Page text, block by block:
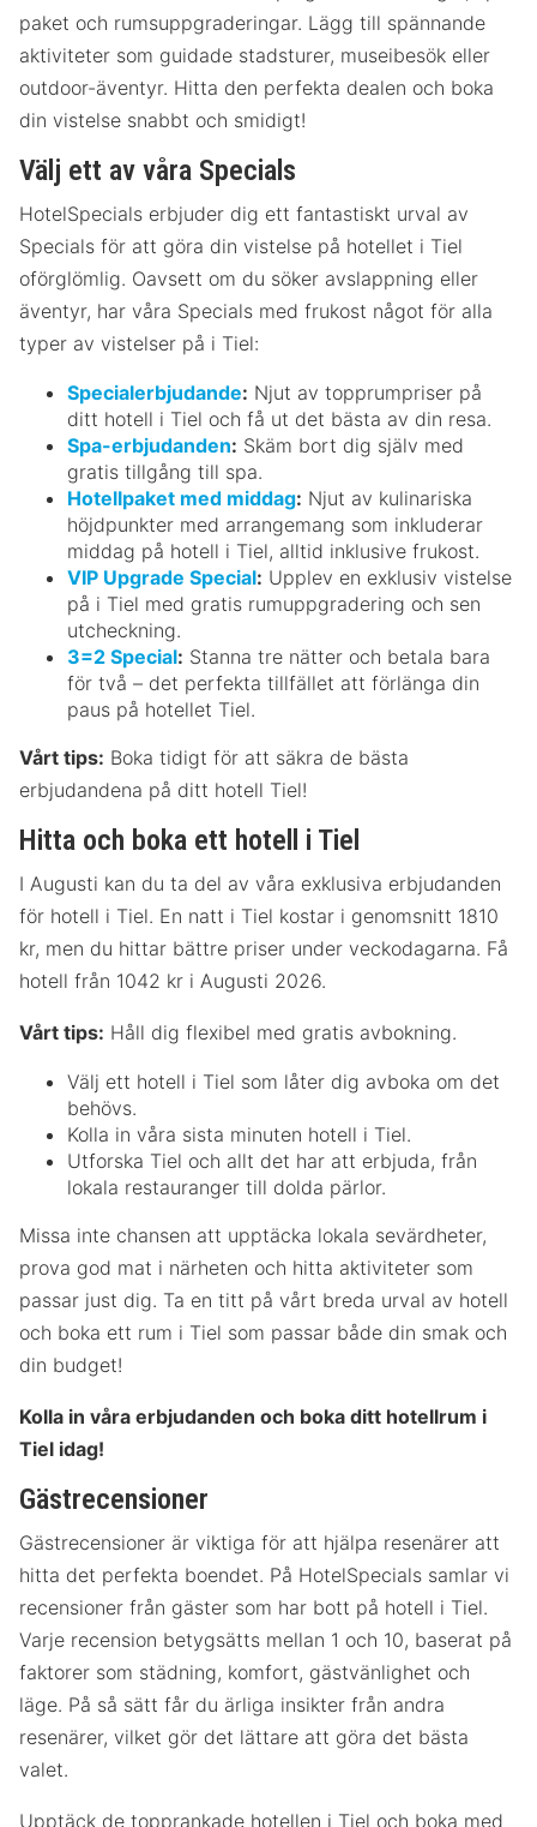
paket och rumsuppgraderingar. Lägg till spännande
aktiviteter som guidade stadsturer, museibesök eller
outdoor-äventyr. Hitta den perfekta dealen och boka
din vistelse snabbt och smidigt!
Välj ett av våra Specials
HotelSpecials erbjuder dig ett fantastiskt urval av
Specials för att göra din vistelse på hotellet i Tiel
oförglömlig. Oavsett om du söker avslappning eller
äventyr, har våra Specials med frukost något för alla
typer av vistelser på i Tiel:
Specialerbjudande: Njut av topprumpriser på
ditt hotell i Tiel och få ut det bästa av din resa.
Spa-erbjudanden: Skäm bort dig själv med
gratis tillgång till spa.
Hotellpaket med middag: Njut av kulinariska
höjdpunkter med arrangemang som inkluderar
middag på hotell i Tiel, alltid inklusive frukost.
VIP Upgrade Special: Upplev en exklusiv vistelse
på i Tiel med gratis rumuppgradering och sen
utcheckning.
3=2 Special: Stanna tre nätter och betala bara
för två – det perfekta tillfället att förlänga din
paus på hotellet Tiel.
Vårt tips: Boka tidigt för att säkra de bästa
erbjudandena på ditt hotell Tiel!
Hitta och boka ett hotell i Tiel
I Augusti kan du ta del av våra exklusiva erbjudanden
för hotell i Tiel. En natt i Tiel kostar i genomsnitt 1810
kr, men du hittar bättre priser under veckodagarna. Få
hotell från 1042 kr i Augusti 2026.
Vårt tips: Håll dig flexibel med gratis avbokning.
Välj ett hotell i Tiel som låter dig avboka om det
behövs.
Kolla in våra sista minuten hotell i Tiel.
Utforska Tiel och allt det har att erbjuda, från
lokala restauranger till dolda pärlor.
Missa inte chansen att upptäcka lokala sevärdheter,
prova god mat i närheten och hitta aktiviteter som
passar just dig. Ta en titt på vårt breda urval av hotell
och boka ett rum i Tiel som passar både din smak och
din budget!
Kolla in våra erbjudanden och boka ditt hotellrum i
Tiel idag!
Gästrecensioner
Gästrecensioner är viktiga för att hjälpa resenärer att
hitta det perfekta boendet. På HotelSpecials samlar vi
recensioner från gäster som har bott på hotell i Tiel.
Varje recension betygsätts mellan 1 och 10, baserat på
faktorer som städning, komfort, gästvänlighet och
läge. På så sätt får du ärliga insikter från andra
resenärer, vilket gör det lättare att göra det bästa
valet.
Upptäck de topprankade hotellen i Tiel och boka med